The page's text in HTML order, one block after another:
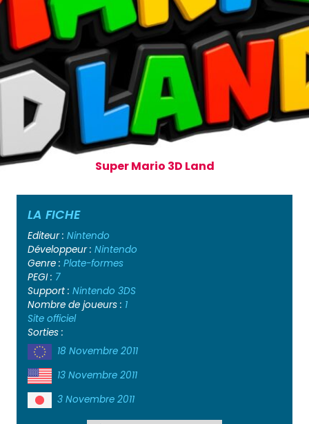
Super Mario 3D Land
LA FICHE
Editeur : Nintendo
Développeur : Nintendo
Genre : Plate-formes
PEGI : 7
Support : Nintendo 3DS
Nombre de joueurs : 1
Site officiel
Sorties :
18 Novembre 2011
13 Novembre 2011
3 Novembre 2011